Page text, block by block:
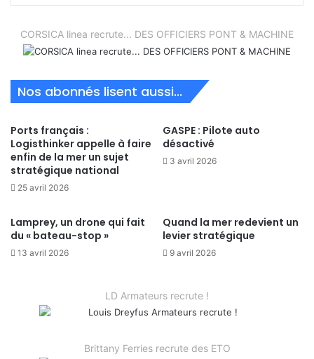
CORSICA linea recrute... DES OFFICIERS PONT & MACHINE
Nos abonnés lisent aussi...
Ports français :
Logisthinker appelle à faire
enfin de la mer un sujet
stratégique national
25 avril 2026
GASPE : Pilote auto
désactivé
3 avril 2026
Lamprey, un drone qui fait
du « bateau-stop »
13 avril 2026
Quand la mer redevient un
levier stratégique
9 avril 2026
LD Armateurs recrute !
Brittany Ferries recrute des ETO